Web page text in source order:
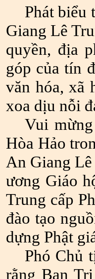
Phát
Giang Lê
quyền, địa
góp của tín
văn hóa, xã
xoa dịu nỗi
Vui
Hòa Hảo
An Giang
ương Giáo
Trung cấp
đào tạo
dựng Phật
Phó Chủ
rằng Ban